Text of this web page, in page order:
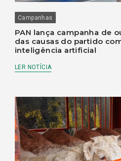
Campanhas
PAN lança campanha de
das causas do partido
inteligência artificial
LER NOTÍCIA